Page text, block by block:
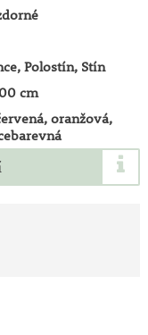
Polostín, Stín
cm
oranžová,